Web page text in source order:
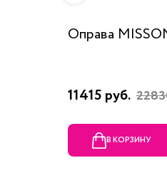
Оправа
11415 руб.
В КОРЗИНУ